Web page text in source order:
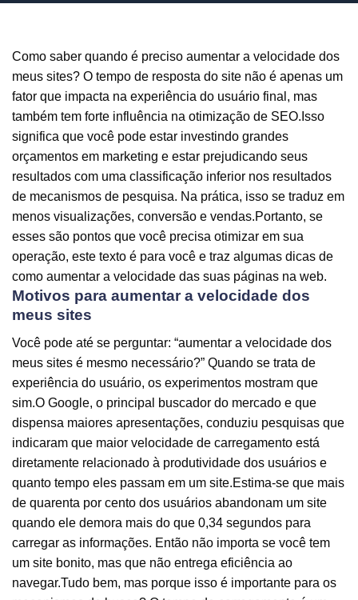
Como saber quando é preciso aumentar a velocidade dos
meus sites? O tempo de resposta do site não é apenas um
fator que impacta na experiência do usuário final, mas
também tem forte influência na otimização de SEO.Isso
significa que você pode estar investindo grandes
orçamentos em marketing e estar prejudicando seus
resultados com uma classificação inferior nos resultados
de mecanismos de pesquisa. Na prática, isso se traduz em
menos visualizações, conversão e vendas.Portanto, se
esses são pontos que você precisa otimizar em sua
operação, este texto é para você e traz algumas dicas de
como aumentar a velocidade das suas páginas na web.
Motivos para aumentar a velocidade dos
meus sites
Você pode até se perguntar: “aumentar a velocidade dos
meus sites é mesmo necessário?” Quando se trata de
experiência do usuário, os experimentos mostram que
sim.O Google, o principal buscador do mercado e que
dispensa maiores apresentações, conduziu pesquisas que
indicaram que maior velocidade de carregamento está
diretamente relacionado à produtividade dos usuários e
quanto tempo eles passam em um site.Estima-se que mais
de quarenta por cento dos usuários abandonam um site
quando ele demora mais do que 0,34 segundos para
carregar as informações. Então não importa se você tem
um site bonito, mas que não entrega eficiência ao
navegar.Tudo bem, mas porque isso é importante para os